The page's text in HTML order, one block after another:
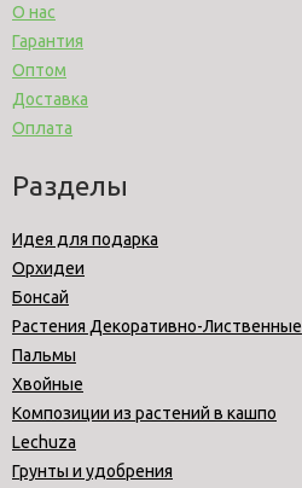
О нас
Гарантия
Оптом
Доставка
Оплата
Разделы
Идея для подарка
Орхидеи
Бонсай
Растения Декоративно-Лиственные
Пальмы
Хвойные
Композиции из растений в кашпо
Lechuza
Грунты и удобрения